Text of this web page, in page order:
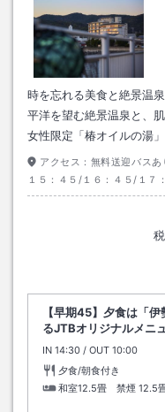
時を忘れる美食と絶景温
平洋を望む絶景温泉と、
女性限定「椿オイルの湯
アクセス： 無料送迎バス
１５：４５/１６：４５/１７
０：４５
【早期45】夕食は「
るJTBオリジナルメニ
IN チェックイン
14:30 / OUT チェックア
10:00
夕食/朝食付き
和室12.5畳 禁煙 12.5